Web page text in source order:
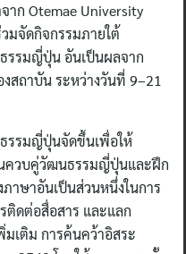
าก Otemae University
มจัดกิจกรรมภายใต้
รรมญี่ปุ่น อันเป็นผลจาก
สถาบัน ระหว่างวันที่ 9–21
รรมญี่ปุ่นจัดขึ้นเพื่อให้
ควบคู่วัฒนธรรมญี่ปุ่นและฝึก
าษาอันเป็นส่วนหนึ่งในการ
ติดต่อสื่อสาร และแลก
มเติม การค้นคว้าอิสระ